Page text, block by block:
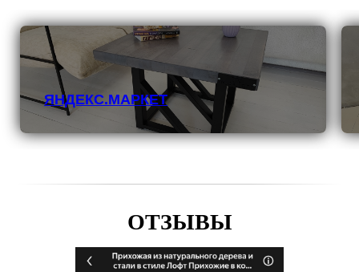
ЯНДЕКС.МАРКЕТ
ОТЗЫВЫ